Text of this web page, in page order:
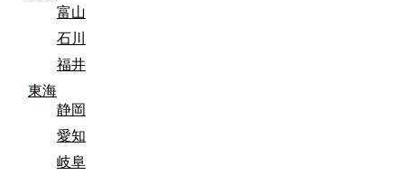
富山
石川
福井
東海
静岡
愛知
岐阜